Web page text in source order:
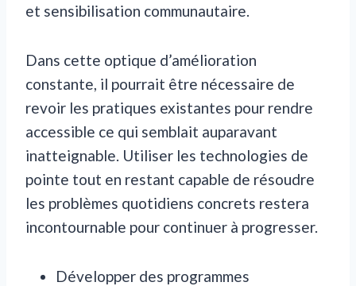
et sensibilisation communautaire.
Dans cette optique d’amélioration
constante, il pourrait être nécessaire de
revoir les pratiques existantes pour rendre
accessible ce qui semblait auparavant
inatteignable. Utiliser les technologies de
pointe tout en restant capable de résoudre
les problèmes quotidiens concrets restera
incontournable pour continuer à progresser.
Développer des programmes